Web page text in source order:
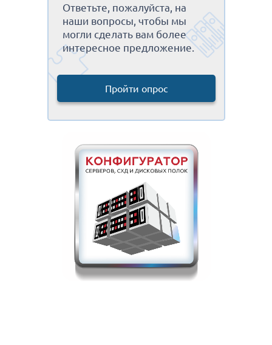
Ответьте, пожалуйста, на
наши вопросы, чтобы мы
могли сделать вам более
интересное предложение.
Пройти опрос